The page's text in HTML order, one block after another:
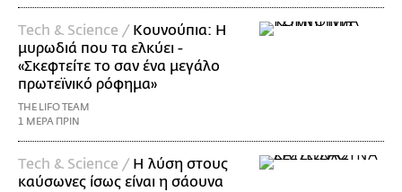
Τech & Science / Κουνούπια: Η
μυρωδιά που τα ελκύει -
«Σκεφτείτε το σαν ένα μεγάλο
πρωτεϊνικό ρόφημα»
THE LIFO TEAM
1 ΜΕΡΑ ΠΡΙΝ
Τech & Science / Η λύση στους
καύσωνες ίσως είναι η σάουνα